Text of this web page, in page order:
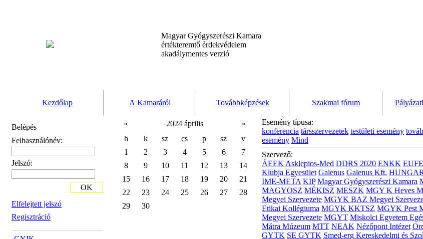
Magyar Gyógyszerészi Kamara
értékteremtő érdekvédelem
akadálymentes verzió
Kezdőlap A Kamaráról Továbbképzések Szakmai fórum
Belépés
Felhasználónév:
Jelszó:
Elfelejtett jelszó
Regisztráció
OK
« 2024 április
»
h
k sz cs p sz
v
1
2 3 4 5 6
7
8
9 10 11 12 13
14
15
16 17 18 19 20
21
22
23 24 25 26 27
28
29
30
Esemény típusa:
konferencia társszervezetek testületi esemény
esemény Mind
Szervező:
ÁEEK Asklepios-Med DDRS 2020 ENKK
Klubja Egyesület Galenus Galenus Kft.
IME-META KIP Magyar Gyógyszerészi Kamara
MAGYOSZ MÉKISZ MESZK MGY K Heves
Megyei Szervezete MGYK BAZ Megyei
Etikai Kollégiuma MGYK KKTSZ MGYK Pest
Megyei Szervezete MGYT Miskolci Egyetem
Mátra Múzeum MTT NEAK Nézőpont Intézet
GYTK SE GYTK Smed-erg Kereskedelmi és